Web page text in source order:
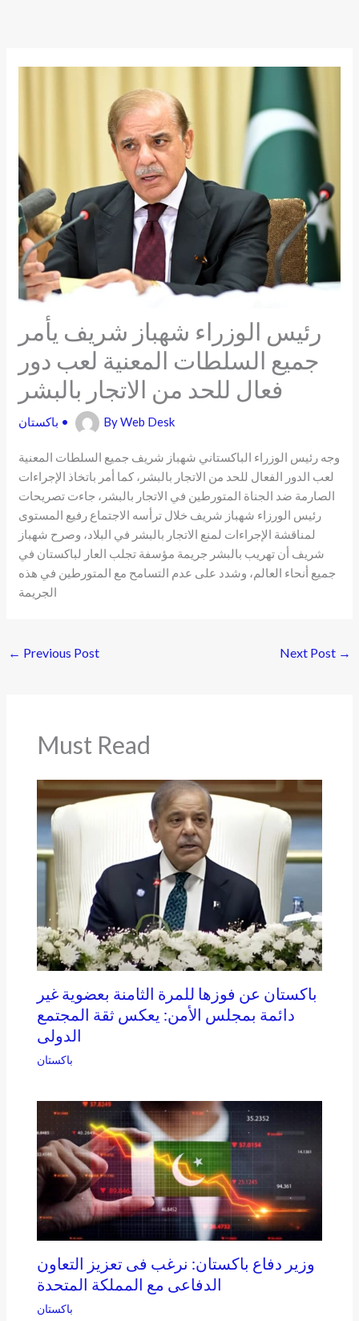
رئيس الوزراء شهباز شريف يأمر
جميع السلطات المعنية لعب دور
فعال للحد من الاتجار بالبشر
باكستان • ByWeb Desk
وجه رئيس الوزراء الباكستاني شهباز شريف جميع السلطات المعنية
لعب الدور الفعال للحد من الاتجار بالبشر، كما أمر باتخاذ الإجراءات
الصارمة ضد الجناة المتورطين في الاتجار بالبشر، جاءت تصريحات
رئيس الورزاء شهباز شريف خلال ترأسه الاجتماع رفيع المستوى
لمناقشة الإجراءات لمنع الاتجار بالبشر في البلاد، وصرح شهباز
شريف أن تهريب بالبشر جريمة مؤسفة تجلب العار لباكستان في
جميع أنحاء العالم، وشدد على عدم التسامح مع المتورطين في هذه
الجريمة
← Previous Post Next Post →
Must Read
باكستان عن فوزها للمرة الثامنة بعضوية غير
دائمة بمجلس الأمن: يعكس ثقة المجتمع
الدولى
باكستان
وزير دفاع باكستان: نرغب فى تعزيز التعاون
الدفاعى مع المملكة المتحدة
باكستان